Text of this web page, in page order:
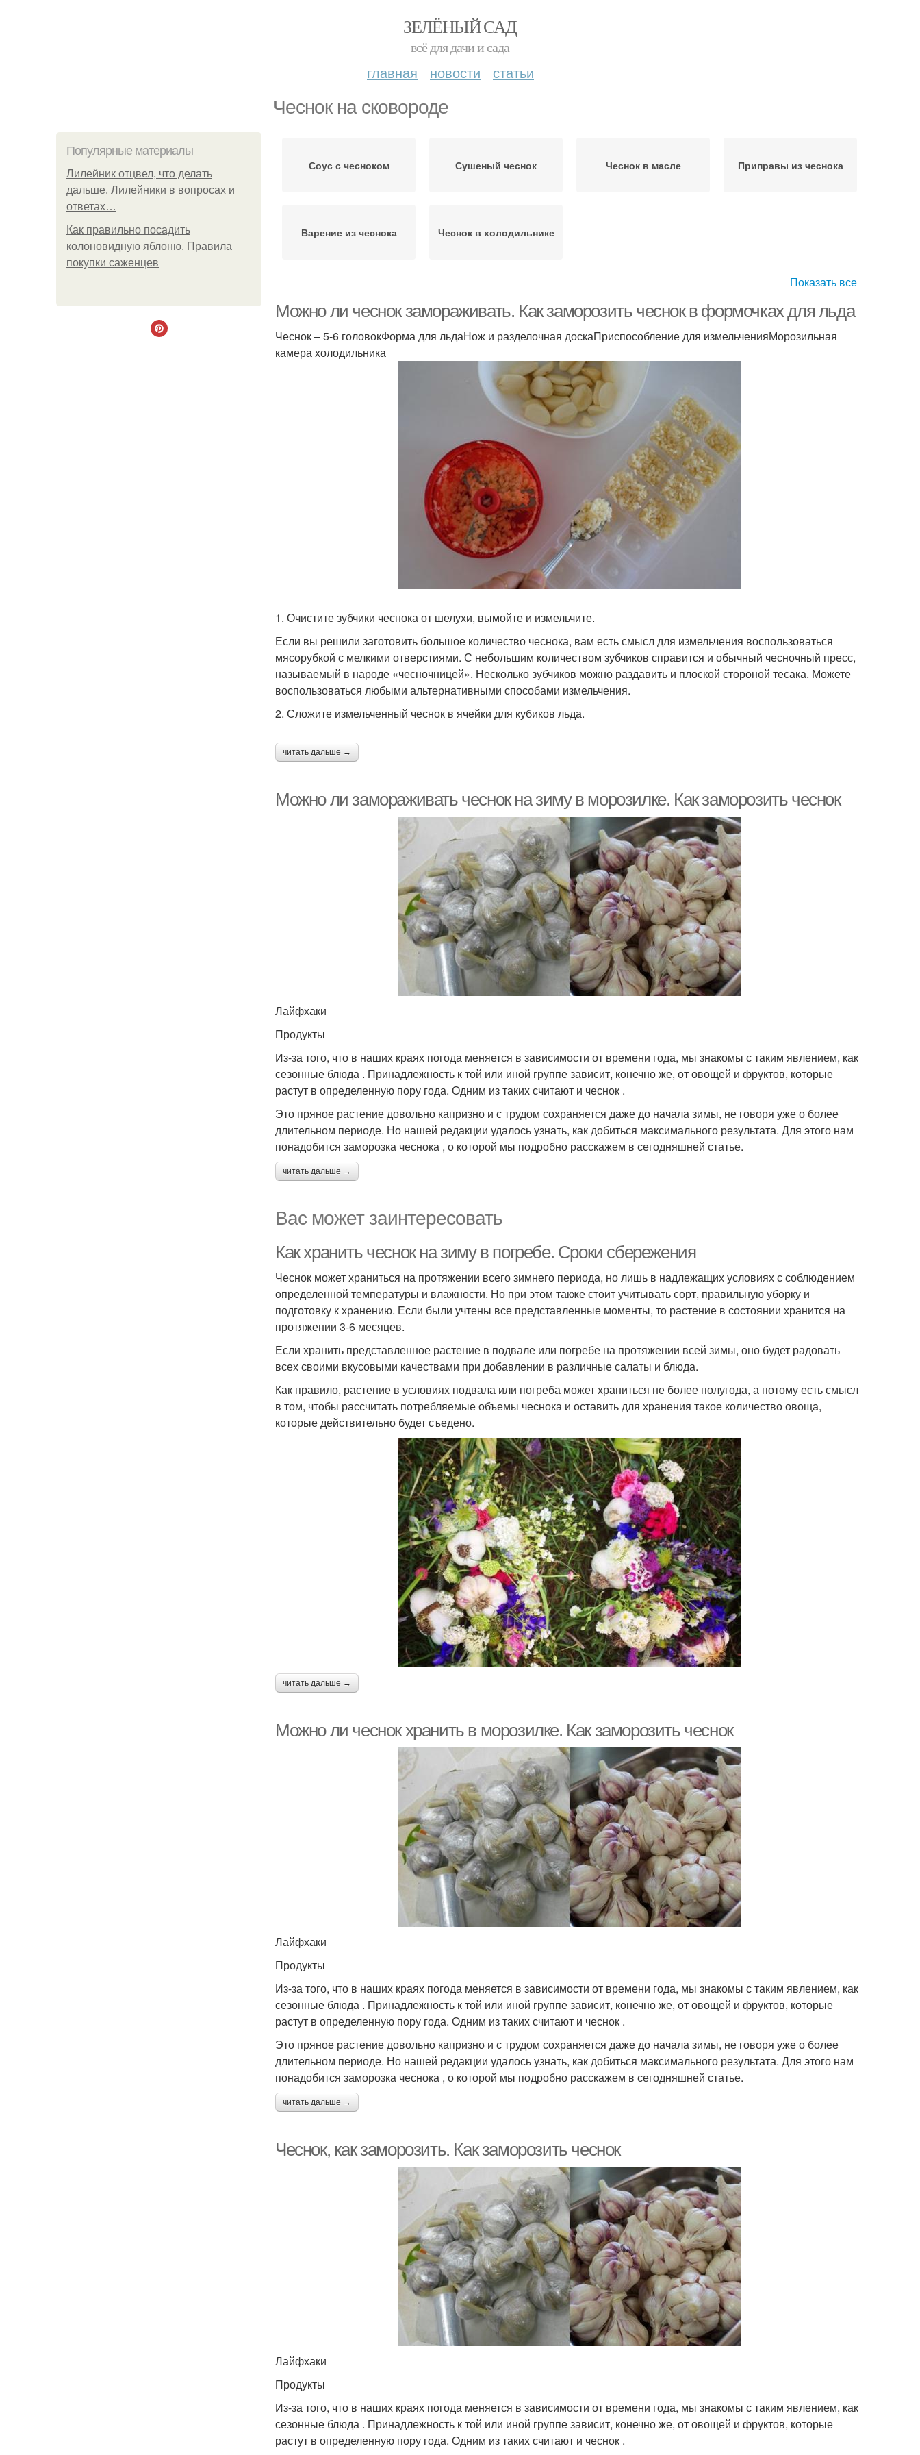
ЗЕЛЁНЫЙ САД
всё для дачи и сада
главная новости статьи
Чеснок на сковороде
Популярные материалы
Лилейник отцвел, что делать
дальше. Лилейники в вопросах и
ответах…
Как правильно посадить
колоновидную яблоню. Правила
покупки саженцев
Соус с чесноком Сушеный чеснок Чеснок в масле Приправы из чеснока
Варение из чеснока Чеснок в холодильнике
Показать все
Можно ли чеснок замораживать. Как заморозить чеснок в формочках для льда
Чеснок – 5-6 головокФорма для льдаНож и разделочная доскаПриспособление для измельченияМорозильная
камера холодильника
1. Очистите зубчики чеснока от шелухи, вымойте и измельчите.
Если вы решили заготовить большое количество чеснока, вам есть смысл для измельчения воспользоваться
мясорубкой с мелкими отверстиями. С небольшим количеством зубчиков справится и обычный чесночный пресс,
называемый в народе «чесночницей». Несколько зубчиков можно раздавить и плоской стороной тесака. Можете
воспользоваться любыми альтернативными способами измельчения.
2. Сложите измельченный чеснок в ячейки для кубиков льда.
читать дальше →
Можно ли замораживать чеснок на зиму в морозилке. Как заморозить чеснок
Лайфхаки
Продукты
Из-за того, что в наших краях погода меняется в зависимости от времени года, мы знакомы с таким явлением, как
сезонные блюда . Принадлежность к той или иной группе зависит, конечно же, от овощей и фруктов, которые
растут в определенную пору года. Одним из таких считают и чеснок .
Это пряное растение довольно капризно и с трудом сохраняется даже до начала зимы, не говоря уже о более
длительном периоде. Но нашей редакции удалось узнать, как добиться максимального результата. Для этого нам
понадобится заморозка чеснока , о которой мы подробно расскажем в сегодняшней статье.
читать дальше →
Вас может заинтересовать
Как хранить чеснок на зиму в погребе. Сроки сбережения
Чеснок может храниться на протяжении всего зимнего периода, но лишь в надлежащих условиях с соблюдением
определенной температуры и влажности. Но при этом также стоит учитывать сорт, правильную уборку и
подготовку к хранению. Если были учтены все представленные моменты, то растение в состоянии хранится на
протяжении 3-6 месяцев.
Если хранить представленное растение в подвале или погребе на протяжении всей зимы, оно будет радовать
всех своими вкусовыми качествами при добавлении в различные салаты и блюда.
Как правило, растение в условиях подвала или погреба может храниться не более полугода, а потому есть смысл
в том, чтобы рассчитать потребляемые объемы чеснока и оставить для хранения такое количество овоща,
которые действительно будет съедено.
читать дальше →
Можно ли чеснок хранить в морозилке. Как заморозить чеснок
Лайфхаки
Продукты
Из-за того, что в наших краях погода меняется в зависимости от времени года, мы знакомы с таким явлением, как
сезонные блюда . Принадлежность к той или иной группе зависит, конечно же, от овощей и фруктов, которые
растут в определенную пору года. Одним из таких считают и чеснок .
Это пряное растение довольно капризно и с трудом сохраняется даже до начала зимы, не говоря уже о более
длительном периоде. Но нашей редакции удалось узнать, как добиться максимального результата. Для этого нам
понадобится заморозка чеснока , о которой мы подробно расскажем в сегодняшней статье.
читать дальше →
Чеснок, как заморозить. Как заморозить чеснок
Лайфхаки
Продукты
Из-за того, что в наших краях погода меняется в зависимости от времени года, мы знакомы с таким явлением, как
сезонные блюда . Принадлежность к той или иной группе зависит, конечно же, от овощей и фруктов, которые
растут в определенную пору года. Одним из таких считают и чеснок .